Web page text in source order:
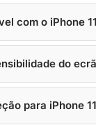
com o iPhone
do
para iPhone